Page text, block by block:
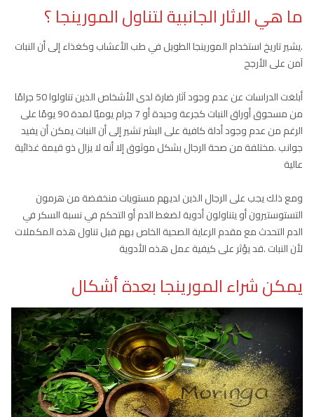
ما هي الاثار الجانبية لتناول المورينجا ؟
.يشير تاريخ استخدام المورينجا الطويل في طب الأعشاب وكغذاء إلى أن النبات
آمن على الأرجح
أبلغت الدراسات عن عدم وجود آثار ضارة لدى الأشخاص الذين تناولوا 50 جرامًا
من مسحوق أوراق النبات كجرعة وحيدة أو 7 جرام يوميًا لمدة 90 يومًا على
الرغم من عدم وجود أدلة كافية على البشر تشير إلى أن النبات يمكن أن يفيد
جوانب .مختلفة من صحة الرجال بشكل موثوق إلا أنه لا يزال ذو قيمة غذائية
عالية
ومع ذلك يجب على الرجال الذين لديهم مستويات منخفضة من هرمون
التستوستيرون أو يتناولون أدوية لضغط الدم أو التحكم في نسبة السكر في
الدم التحدث مع مقدم الرعاية الصحية الخاص بهم قبل تناول هذه المكملات
لأن النبات .قد يؤثر على كيفية عمل هذه الأدوية
يمكن شراء المورينجا بعدة أشكال